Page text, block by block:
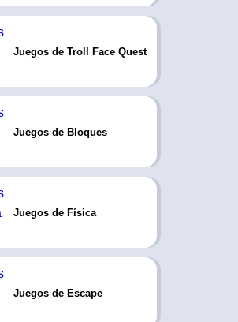
Juegos de Troll Face Quest
Juegos de Bloques
Juegos de Física
Juegos de Escape